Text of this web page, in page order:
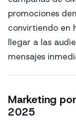
promociones
convirtiendo en
llegar a las
mensajes
Marketing
2025